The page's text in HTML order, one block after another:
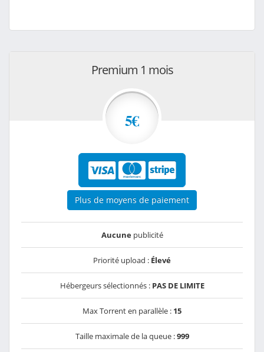
Premium 1 mois
5€
Plus de moyens de paiement
Aucunepublicité
Priorité upload : Élevé
Hébergeurs sélectionnés : PAS DE LIMITE
Max Torrent en parallèle : 15
Taille maximale de la queue :999